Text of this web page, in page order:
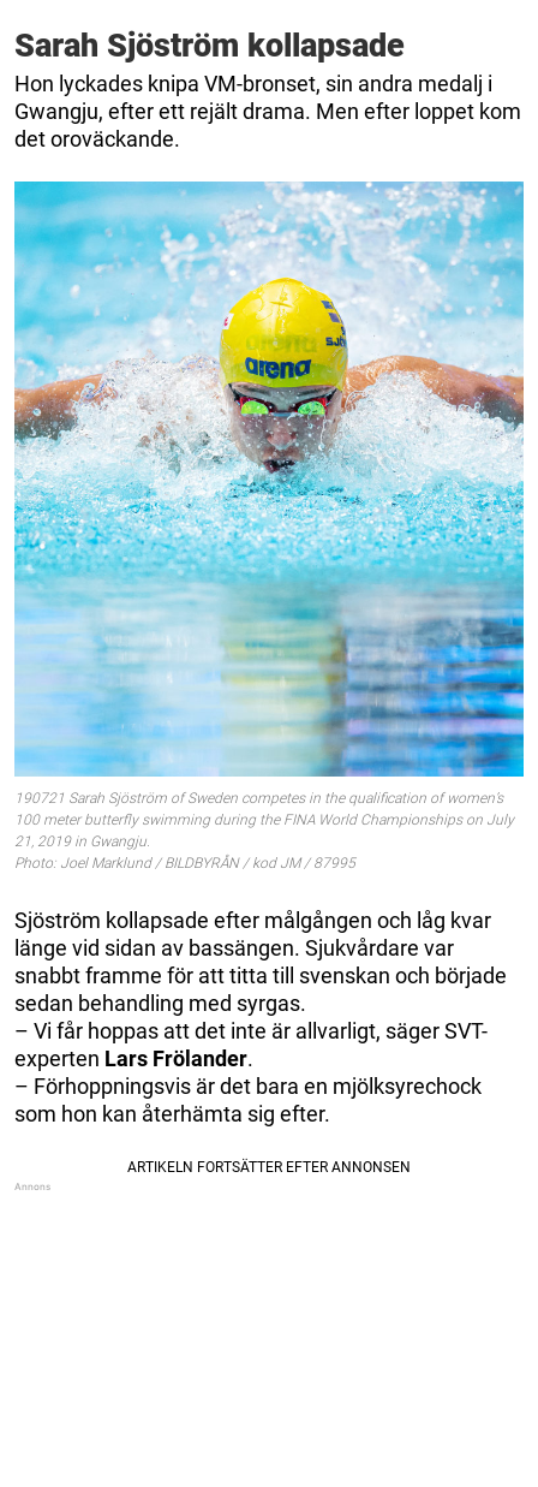
Sarah Sjöström kollapsade
Hon lyckades knipa VM-bronset, sin andra medalj i
Gwangju, efter ett rejält drama. Men efter loppet kom
det oroväckande.
190721 Sarah Sjöström of Sweden competes in the qualification of women’s
100 meter butterfly swimming during the FINA World Championships on July
21, 2019 in Gwangju.
Photo: Joel Marklund / BILDBYRÅN / kod JM / 87995
Sjöström kollapsade efter målgången och låg kvar
länge vid sidan av bassängen. Sjukvårdare var
snabbt framme för att titta till svenskan och började
sedan behandling med syrgas.
– Vi får hoppas att det inte är allvarligt, säger SVT-
experten Lars Frölander.
– Förhoppningsvis är det bara en mjölksyrechock
som hon kan återhämta sig efter.